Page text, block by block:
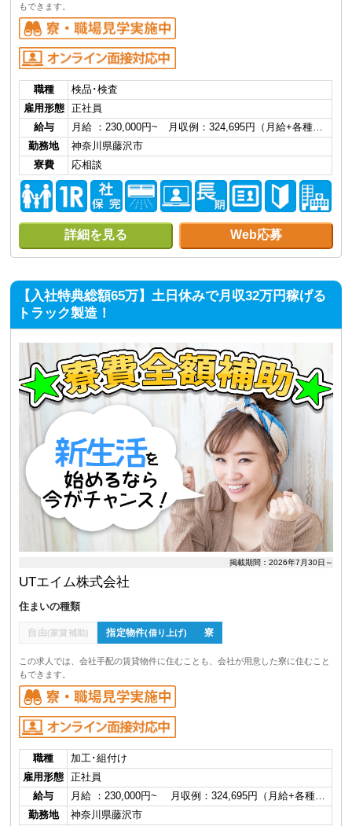
もできます。
職種
検品･検査
雇用形態
正社員
給与
月給 ：230,000円~ 月収例：324,695円（月給+各種…
勤務地
神奈川県藤沢市
寮費
応相談
詳細を見る Web応募
【入社特典総額65万】土日休みで月収32万円稼げる
トラック製造！
掲載期間：2026年7月30日～
UTエイム株式会社
住まいの種類
自由(家賃補助) 指定物件(借り上げ) 寮
この求人では、会社手配の賃貸物件に住むことも、会社が用意した寮に住むこと
もできます。
職種
加工･組付け
雇用形態
正社員
給与
月給 ：230,000円~ 月収例：324,695円（月給+各種…
勤務地
神奈川県藤沢市